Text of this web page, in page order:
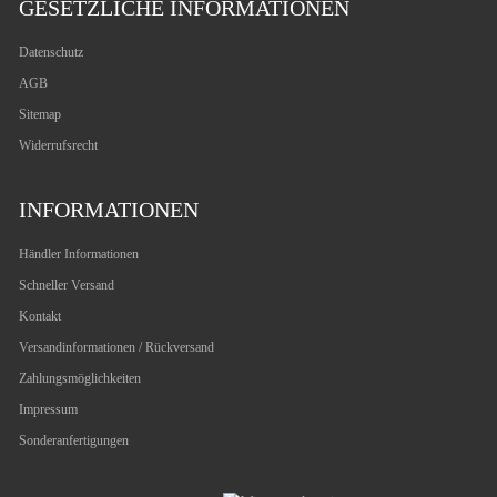
GESETZLICHE INFORMATIONEN
Datenschutz
AGB
Sitemap
Widerrufsrecht
INFORMATIONEN
Händler Informationen
Schneller Versand
Kontakt
Versandinformationen / Rückversand
Zahlungsmöglichkeiten
Impressum
Sonderanfertigungen